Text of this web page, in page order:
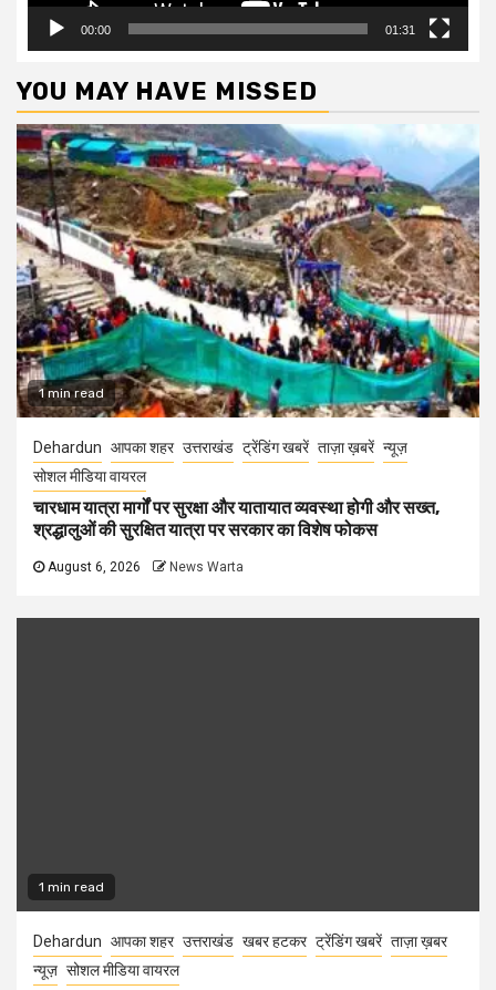
00:00 01:31
YOU MAY HAVE MISSED
1 min read
Dehardun आपका शहर उत्तराखंड ट्रेंडिंग खबरें ताज़ा ख़बरें न्यूज़
सोशल मीडिया वायरल
चारधाम यात्रा मार्गों पर सुरक्षा और यातायात व्यवस्था होगी और सख्त,
श्रद्धालुओं की सुरक्षित यात्रा पर सरकार का विशेष फोकस
August 6, 2026 News Warta
1 min read
Dehardun आपका शहर उत्तराखंड खबर हटकर ट्रेंडिंग खबरें ताज़ा ख़बर
न्यूज़ सोशल मीडिया वायरल